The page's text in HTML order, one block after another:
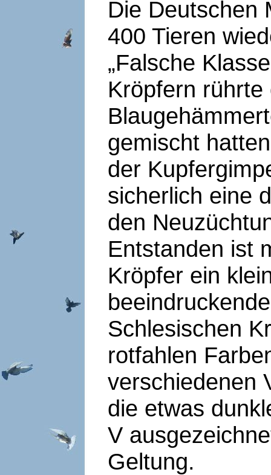
Die Deutschen
400 Tieren
„Falsche
Kröpfern
gemischt
der
sicherlich eine
den
Entstanden ist
Kröpfer ein
Schlesischen
rotfahlen
verschiedenen
die etwas
V
Geltung.